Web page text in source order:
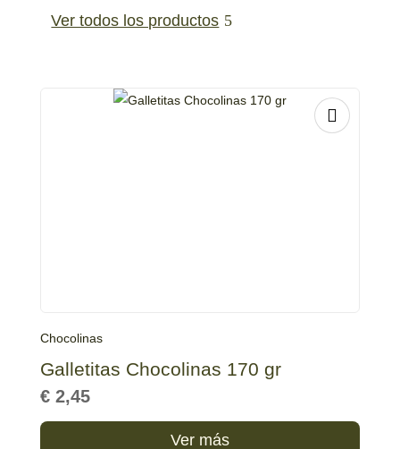
Ver todos los productos
Chocolinas
Galletitas Chocolinas 170 gr
€2,45
Ver más